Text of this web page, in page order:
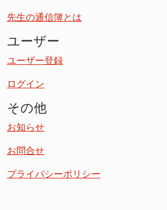
先生の通信簿とは
ユーザー
ユーザー登録
ログイン
その他
お知らせ
お問合せ
プライバシーポリシー